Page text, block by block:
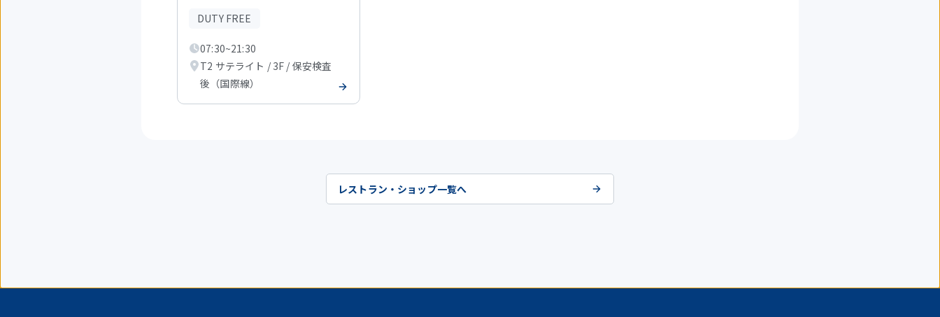
示
DUTY FREE
07:30~21:30
T2 サテライト / 3F / 保安検査
後（国際線）
レストラン・ショップ一覧へ